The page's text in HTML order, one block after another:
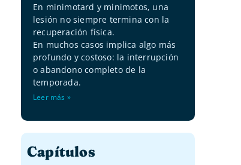
En minimotard y minimotos, una
lesión no siempre termina con la
recuperación física.
En muchos casos implica algo más
profundo y costoso: la interrupción
o abandono completo de la
temporada.
Leer más »
Capítulos